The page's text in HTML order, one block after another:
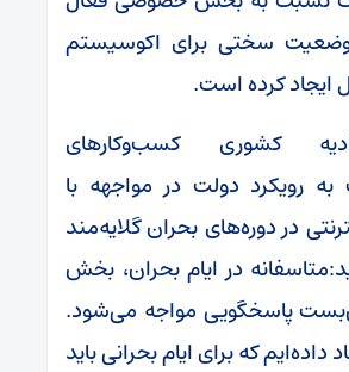
وضعیت سختی برای اکوسیستم
ایجاد کرده است.
کشوری کسب‌وکارهای
رویکرد دولت در مواجهه با
در دوره‌های بحران گلایه‌مند
در ایام بحران، بخش
پاسخگویی مواجه می‌شود.
داده‌ایم که برای ایام بحرانی باید